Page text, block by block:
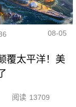
08-05
覆太平洋！美
阅读 13709